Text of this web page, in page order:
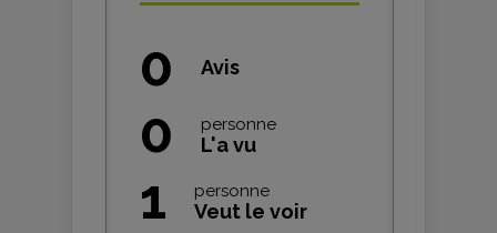
0 Avis
0 personne
L'a vu
1 personne
Veut le voir